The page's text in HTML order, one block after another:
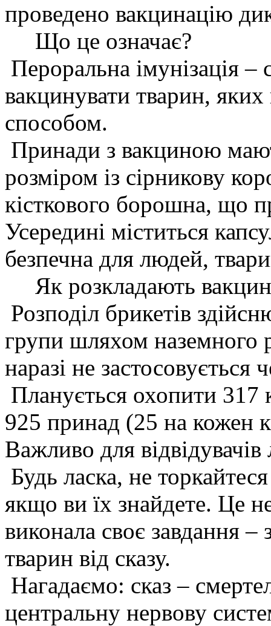
проведено вакцинацію
Що це означає?
Пероральна імунізація
вакцинувати тварин,
способом.
Принади з вакциною
розміром із сірникову
кісткового борошна, що
Усередині міститься
безпечна для людей,
Як розкладають
Розподіл брикетів
групи шляхом наземного
наразі не застосовується
Планується охопити 317
925 принад (25 на кожен
Важливо для
Будь ласка, не
якщо ви їх знайдете. Це
виконала своє завдання –
тварин від сказу.
Нагадаємо: сказ –
центральну нервову